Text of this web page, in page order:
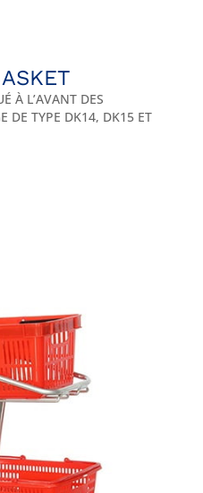
À L’AVANT DES
DE TYPE DK14, DK15 ET